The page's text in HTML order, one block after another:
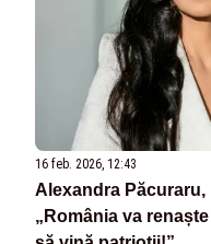
16 feb. 2026, 12:43
Alexandra
„România va